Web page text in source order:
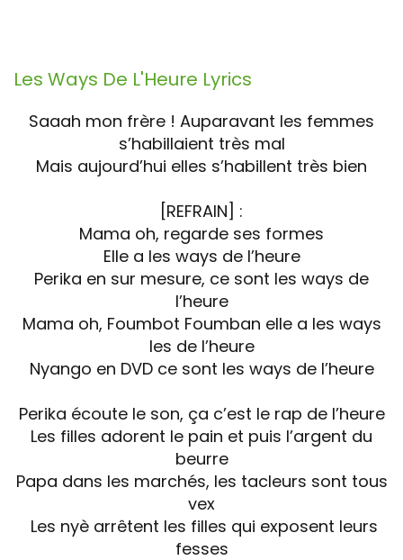
Les Ways De L'Heure Lyrics
Saaah mon frère ! Auparavant les femmes
s’habillaient très mal
Mais aujourd’hui elles s’habillent très bien
[REFRAIN] :
Mama oh, regarde ses formes
Elle a les ways de l’heure
Perika en sur mesure, ce sont les ways de
l’heure
Mama oh, Foumbot Foumban elle a les ways
les de l’heure
Nyango en DVD ce sont les ways de l’heure
Perika écoute le son, ça c’est le rap de l’heure
Les filles adorent le pain et puis l’argent du
beurre
Papa dans les marchés, les tacleurs sont tous
vex
Les nyè arrêtent les filles qui exposent leurs
fesses